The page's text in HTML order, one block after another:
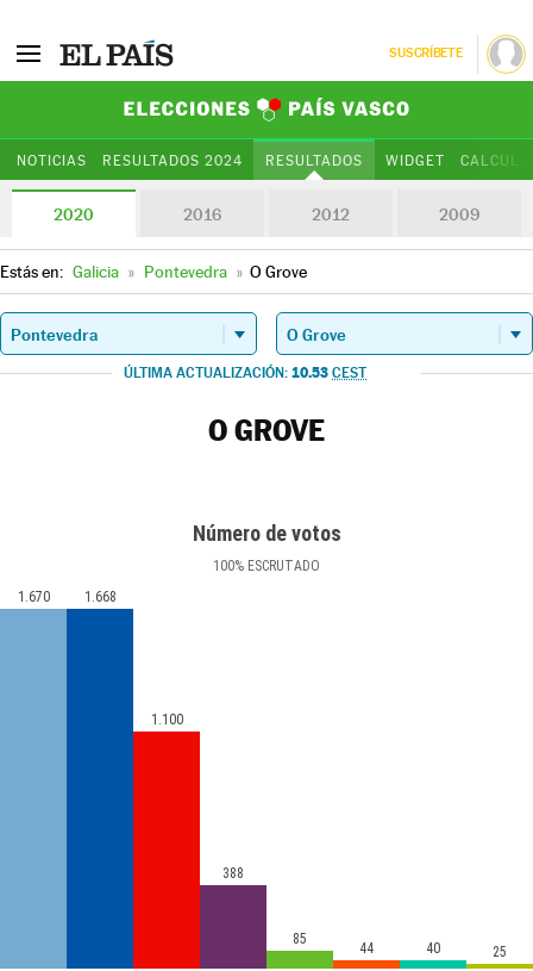
SUSCRÍBETE
NOTICIAS RESULTADOS 2024 RESULTADOS WIDGET
2020 2016 2012 2009
Estás en: Galicia » Pontevedra » O Grove
ÚLTIMA ACTUALIZACIÓN: 10.53 CEST
O GROVE
Número de votos
100% ESCRUTADO
1.670 1.668
1.100
388
85
44 40 25